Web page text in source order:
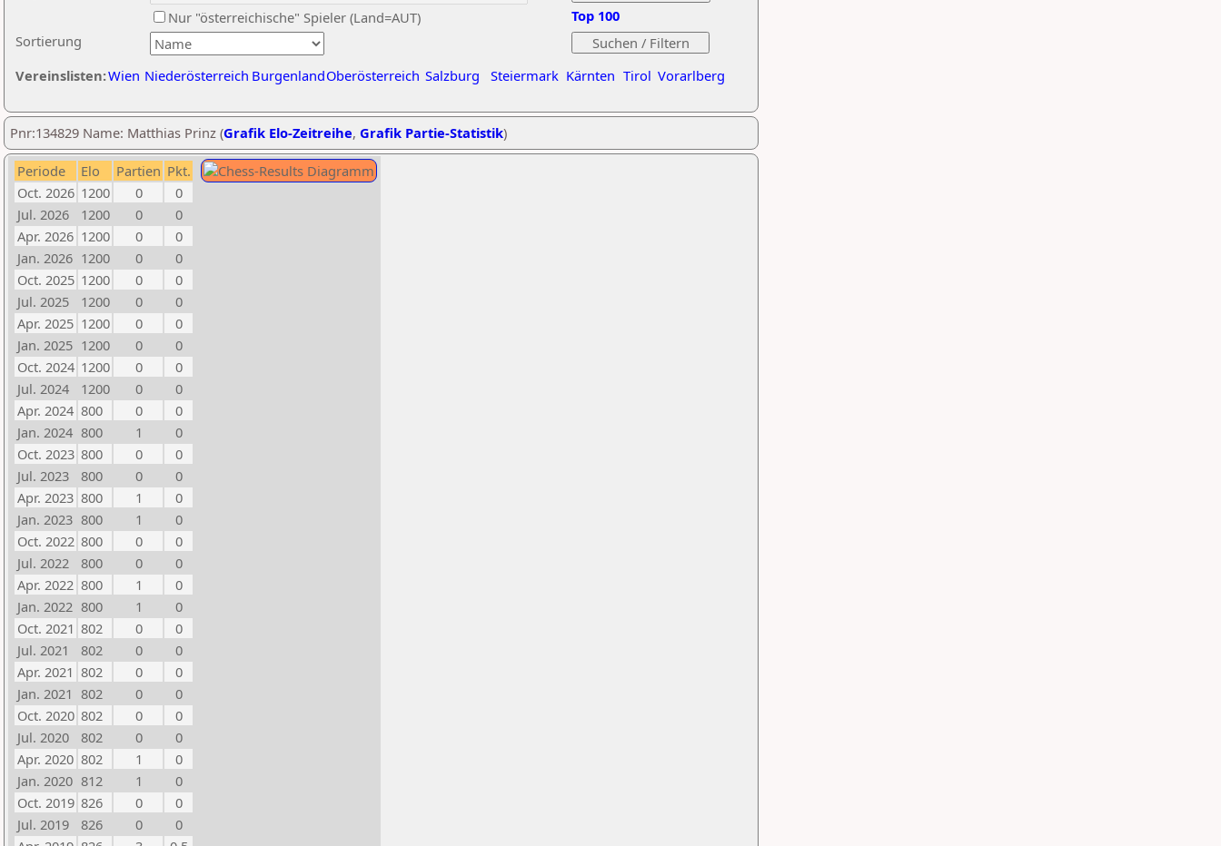
Sortierung
Nur "österreichische" Spieler (Land=AUT)
Vereinslisten:Wien Niederösterreich BurgenlandOberösterreich Salzburg Steiermark Kärnten Tirol Vorarlberg
Top 100
Pnr:134829 Name: Matthias Prinz (Grafik Elo-Zeitreihe, Grafik Partie-Statistik)
Periode Elo Partien Pkt.
Oct. 2026 1200 0
0
Jul. 2026
1200 0
0
Apr. 2026 1200 0
0
Jan. 2026 1200 0
0
Oct. 2025 1200 0
0
Jul. 2025
1200 0
0
Apr. 2025 1200 0
0
Jan. 2025 1200 0
0
Oct. 2024 1200 0
0
Jul. 2024
1200 0
0
Apr. 2024 800 0
0
Jan. 2024 800 1
0
Oct. 2023 800 0
0
Jul. 2023
800 0
0
Apr. 2023 800 1
0
Jan. 2023 800 1
0
Oct. 2022 800 0
0
Jul. 2022
800 0
0
Apr. 2022 800 1
0
Jan. 2022 800 1
0
Oct. 2021 802 0
0
Jul. 2021
802 0
0
Apr. 2021 802 0
0
Jan. 2021 802 0
0
Oct. 2020 802 0
0
Jul. 2020
802 0
0
Apr. 2020 802 1
0
Jan. 2020 812 1
0
Oct. 2019 826 0
0
Jul. 2019
826 0
0